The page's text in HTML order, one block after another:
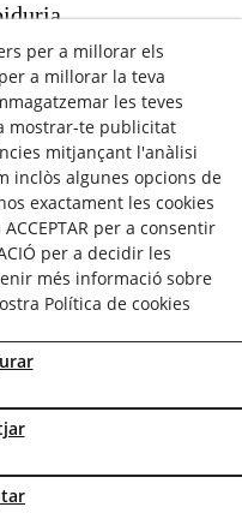
1986
Política de Privacitat
per a millorar els
a millorar la teva
les teves
mostrar-te publicitat
mitjançant l'anàlisi
inclòs algunes opcions de
exactament les cookies
per a consentir
per a decidir les
més informació sobre
Política de cookies